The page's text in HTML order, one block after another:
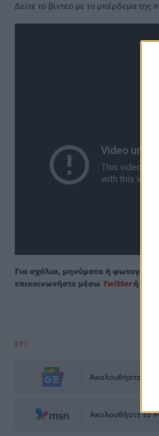
Δείτε το βίντεο με το μπέρδεμα της
Για σχόλια, μηνύματα ή
επικοινωνήστε μέσω Twitterή
ΕΡΤ
Ακολουθήστε το
Ακολουθήστε το